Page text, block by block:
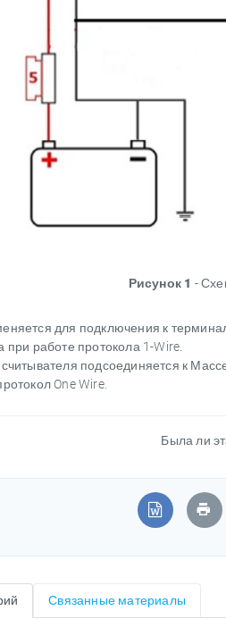
Рисунок 1 -
для подключения к
при работе протокола 1-Wire.
подсоединяется к
One Wire.
Была ли
Связанные материалы